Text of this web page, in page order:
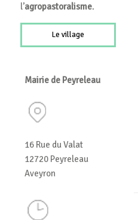
l’agropastoralisme.
Le village
Mairie de Peyreleau
16 Rue du Valat
12720 Peyreleau
Aveyron